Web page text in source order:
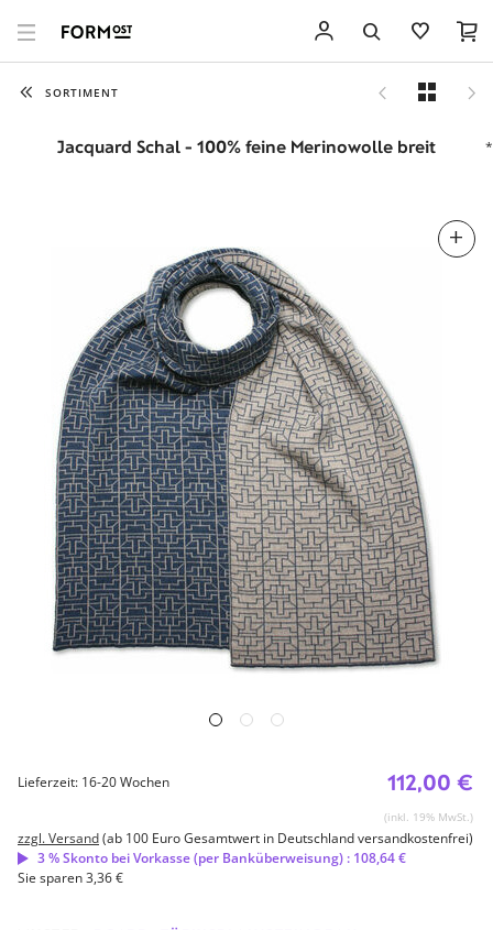
SORTIMENT
Jacquard Schal - 100% feine Merinowolle breit
112,00 €
(inkl. 19% MwSt.)
Lieferzeit: 16-20 Wochen
zzgl. Versand(ab 100 Euro Gesamtwert in Deutschland versandkostenfrei)
3 % Skonto bei Vorkasse (per Banküberweisung) : 108,64 €
Sie sparen 3,36 €
*